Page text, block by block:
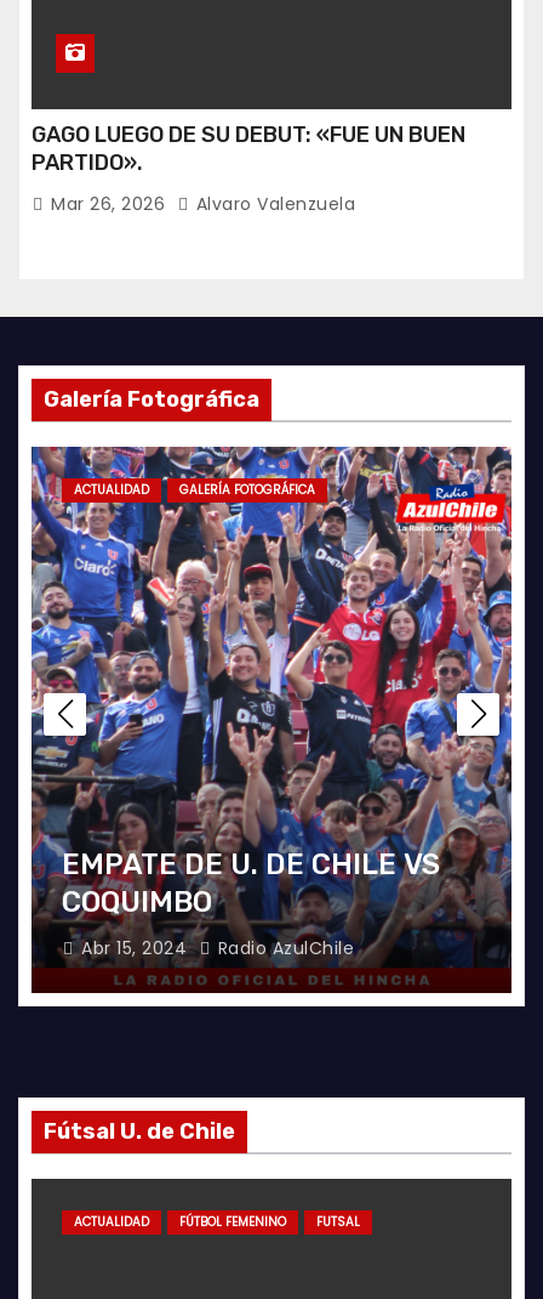
GAGO LUEGO DE SU DEBUT: «FUE UN BUEN
PARTIDO».
Mar 26, 2026 Alvaro Valenzuela
Galería Fotográfica
ACTUALIDAD GALERÍA FOTOGRÁFICA
PUNTEROS EN LA CANCHA Y
EN LA GALERÍA
Abr 8, 2024 Radio AzulChile
Fútsal U. de Chile
ACTUALIDAD FUTSAL